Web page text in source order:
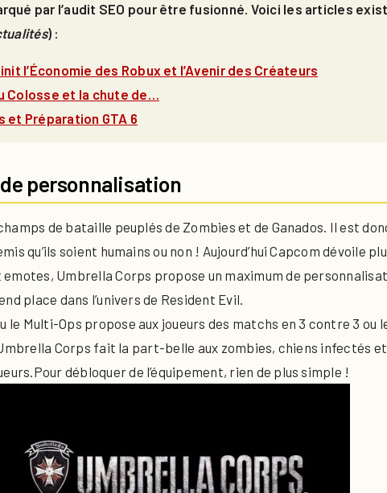
par l’audit SEO pour être fusionné. Voici les articles
) :
l’Économie des Robux et l’Avenir des Créateurs
Colosse et la chute de…
et Préparation GTA 6
personnalisation
de bataille peuplés de Zombies et de Ganados. Il est
qu’ils soient humains ou non ! Aujourd’hui Capcom dévoile
Umbrella Corps propose un maximum de
place dans l’univers de Resident Evil.
le Multi-Ops propose aux joueurs des matchs en 3 contre 3
Corps fait la part-belle aux zombies, chiens infectés
débloquer de l’équipement, rien de plus simple !